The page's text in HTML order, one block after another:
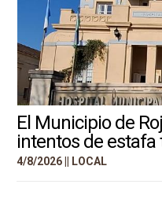
El Municipio de
intentos de estafa
4/8/2026 || LOCAL